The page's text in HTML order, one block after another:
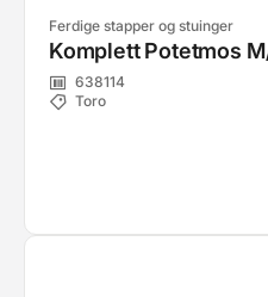
Ferdige stapper og stuinger
Komplett Potetmos
638114
Toro